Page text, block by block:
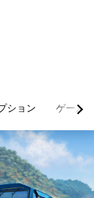
ション ゲーム